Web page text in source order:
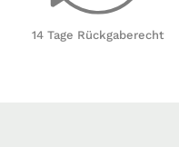
14 Tage Rückgaberecht